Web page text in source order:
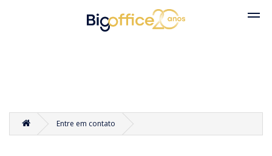
Entre em contato